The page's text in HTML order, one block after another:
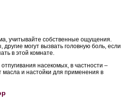
учитывайте собственные ощущения.
могут вызвать головную боль, если
в этой комнате.
насекомых, в частности –
и настойки для применения в